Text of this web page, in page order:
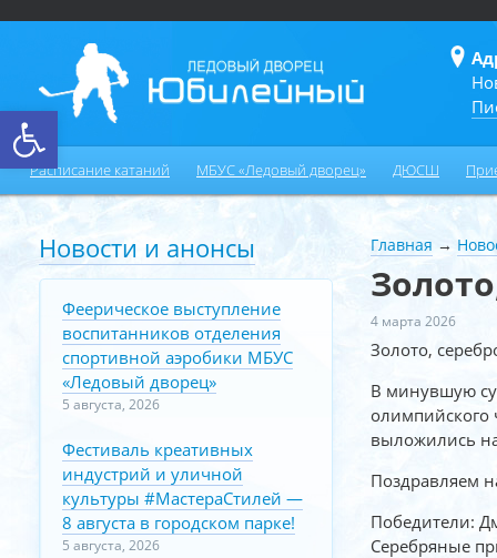
Открыть панель инструментов
Расписание катаний МБУС «Ледовый дворец» ДЮСШ
Главная →
4 марта 2026
Золото,
В минувшую
олимпийского
выложились
Поздравляем
Победители:
Серебряные
Новости и анонсы
Феерическое выступление
воспитанников отделения
спортивной аэробики МБУС
«Ледовый дворец»
5 августа, 2026
Фестиваль креативных
индустрий и уличной
культуры #МастераСтилей —
8 августа в городском парке!
5 августа, 2026